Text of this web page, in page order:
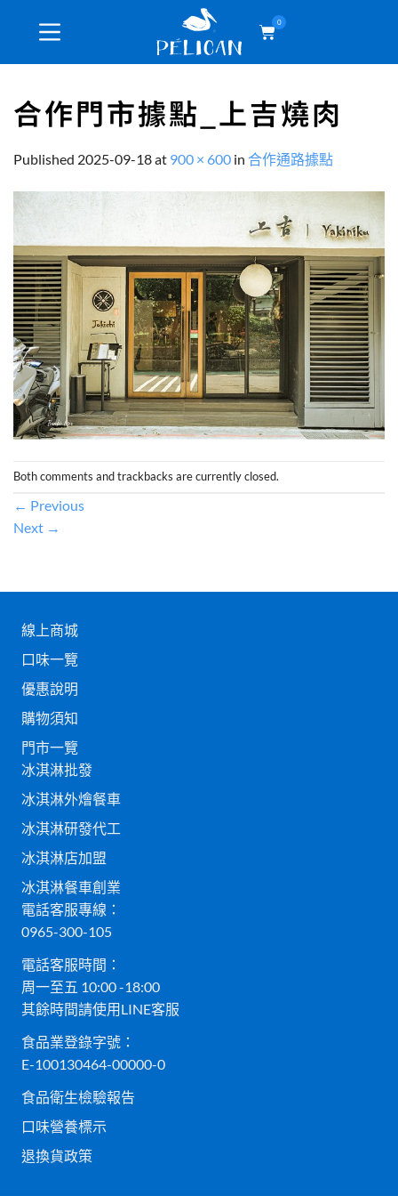
0
合作門市據點_上吉燒肉
Published 2025-09-18at 900 × 600 in 合作通路據點
Both comments and trackbacks are currently closed.
← Previous
Next →
線上商城
口味一覽
優惠說明
購物須知
門市一覽
冰淇淋批發
冰淇淋外燴餐車
冰淇淋研發代工
冰淇淋店加盟
冰淇淋餐車創業
電話客服專線：
0965-300-105
電話客服時間：
周一至五 10:00 -18:00
其餘時間請使用LINE客服
食品業登錄字號：
E-100130464-00000-0
食品衛生檢驗報告
口味營養標示
退換貨政策